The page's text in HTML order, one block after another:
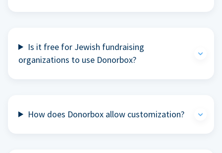
Is it free for Jewish fundraising
organizations to use Donorbox?
How does Donorbox allow customization?